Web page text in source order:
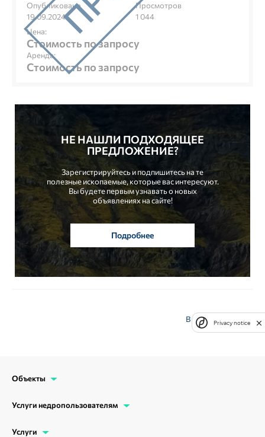
Опубликовано
19.09.2024
Просмотров
1 044
Цена:
Стоимость по запросу
Аренда:
Стоимость по запросу
НЕ НАШЛИ ПОДХОДЯЩЕЕ
ПРЕДЛОЖЕНИЕ?
Зарегистрируйтесь и подпишитесь на те
полезные ископаемые, которые вас интересуют.
Вы будете первым узнавать о новых
объявлениях на сайте!
Подробнее
В начало страницы
Объекты
Услуги недропользователям
Услуги
Privacy notice